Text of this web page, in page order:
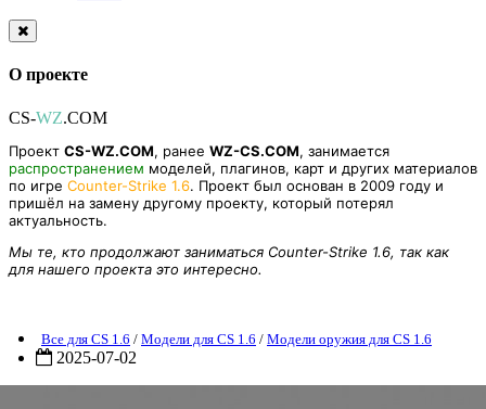
О проекте
CS-WZ.COM
Проект CS-WZ.COM, ранее WZ-CS.COM, занимается
распространением моделей, плагинов, карт и других материалов
по игре Counter-Strike 1.6. Проект был основан в 2009 году и
пришёл на замену другому проекту, который потерял
актуальность.
Мы те, кто продолжают заниматься Counter-Strike 1.6, так как
для нашего проекта это интересно.
Все для CS 1.6 / Модели для CS 1.6 / Модели оружия для CS 1.6
2025-07-02